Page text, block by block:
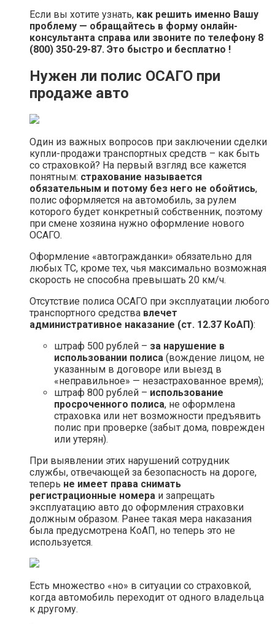
Если вы хотите узнать, как решить именно Вашу
проблему — обращайтесь в форму онлайн-
консультанта справа или звоните по телефону 8
(800) 350-29-87. Это быстро и бесплатно !
Нужен ли полис ОСАГО при
продаже авто
Один из важных вопросов при заключении сделки
купли-продажи транспортных средств – как быть
со страховкой? На первый взгляд все кажется
понятным: страхование называется
обязательным и потому без него не обойтись,
полис оформляется на автомобиль, за рулем
которого будет конкретный собственник, поэтому
при смене хозяина нужно оформление нового
ОСАГО.
Оформление «автогражданки» обязательно для
любых ТС, кроме тех, чья максимально возможная
скорость не способна превышать 20 км/ч.
Отсутствие полиса ОСАГО при эксплуатации любого
транспортного средства влечет
административное наказание (ст. 12.37 КоАП):
штраф 500 рублей – за нарушение в
использовании полиса (вождение лицом, не
указанным в договоре или выезд в
«неправильное» — незастрахованное время);
штраф 800 рублей – использование
просроченного полиса, не оформлена
страховка или нет возможности предъявить
полис при проверке (забыт дома, поврежден
или утерян).
При выявлении этих нарушений сотрудник
службы, отвечающей за безопасность на дороге,
теперь не имеет права снимать
регистрационные номера и запрещать
эксплуатацию авто до оформления страховки
должным образом. Ранее такая мера наказания
была предусмотрена КоАП, но теперь это не
используется.
Есть множество «но» в ситуации со страховкой,
когда автомобиль переходит от одного владельца
к другому.